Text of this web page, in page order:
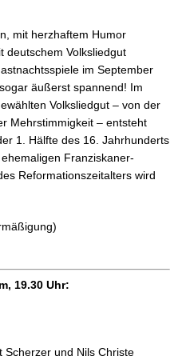
mit herzhaftem Humor
deutschem Volksliedgut
im September
äußerst spannend! Im
Volksliedgut – von der
Mehrstimmigkeit – entsteht
1. Hälfte des 16. Jahrhunderts
Franziskaner-
Reformationszeitalters wird
19.30 Uhr:
Scherzer und Nils Christe